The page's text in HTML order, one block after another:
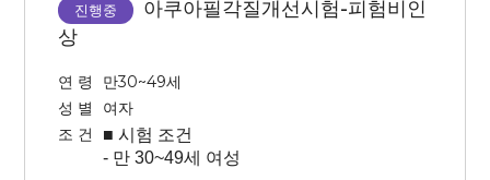
-시술 후 해당 방문일에 미방문 시
-본 시험은 피부과 연계 시험으로 시간,
날짜 변경이 불가능합니다. 방문시간
엄수 및 방문일 확인 후 신청해주시기
바랍니다
본인이 선택할 수 없습니다.
적용에 따른 효과를 확인하는
시험이므로 시술 후 후 처지(진정, 관리
- 반쪽 시술 후 볼패임 있을 수
진행중
아쿠아필각질개선시험-피험비인
상
연 령
만30~49세
성 별
여자
조 건
■ 시험 조건
- 만 30~49세 여성